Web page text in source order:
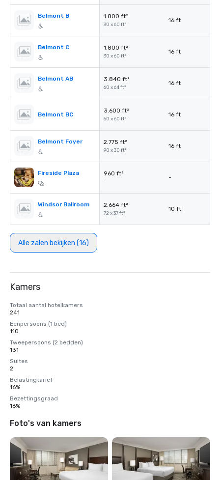
Belmont B 1.800 ft²
30 x 60 ft²
16 ft
Belmont C 1.800 ft²
30 x 60 ft²
16 ft
Belmont AB 3.840 ft²
60 x 64 ft²
16 ft
Belmont BC
3.600 ft²
60 x 60 ft²
16 ft
Belmont Foyer 2.775 ft²
90 x 30 ft²
16 ft
Fireside Plaza 960 ft²
-
-
Windsor Ballroom 2.664 ft²
72 x 37 ft²
10 ft
Alle zalen bekijken (16)
Kamers
Totaal aantal hotelkamers
241
Eenpersoons (1 bed)
110
Tweepersoons (2 bedden)
131
Suites
2
Belastingtarief
16%
Bezettingsgraad
16%
Foto's van kamers